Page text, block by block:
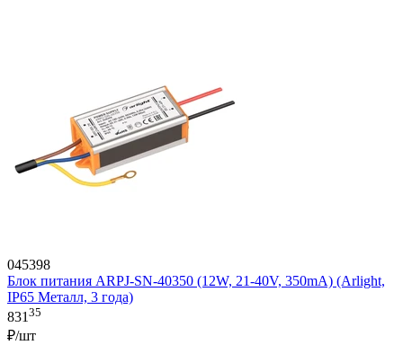
045398
Блок питания ARPJ-SN-40350 (12W, 21-40V, 350mA) (Arlight,
IP65 Металл, 3 года)
83135
₽/шт